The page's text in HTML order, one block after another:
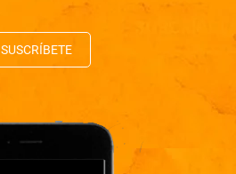
SUSCRÍBETE